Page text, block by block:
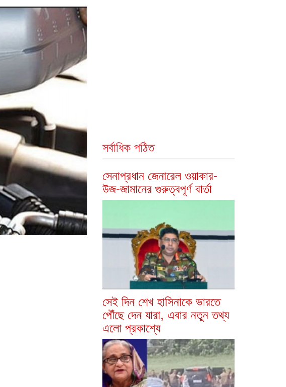
সর্বাধিক পঠিত
সেনাপ্রধান জেনারেল ওয়াকার-
উজ-জামানের গুরুত্বপূর্ণ বার্তা
সেই দিন শেখ হাসিনাকে ভারতে
পৌঁছে দেন যারা, এবার নতুন তথ্য
এলো প্রকাশ্যে